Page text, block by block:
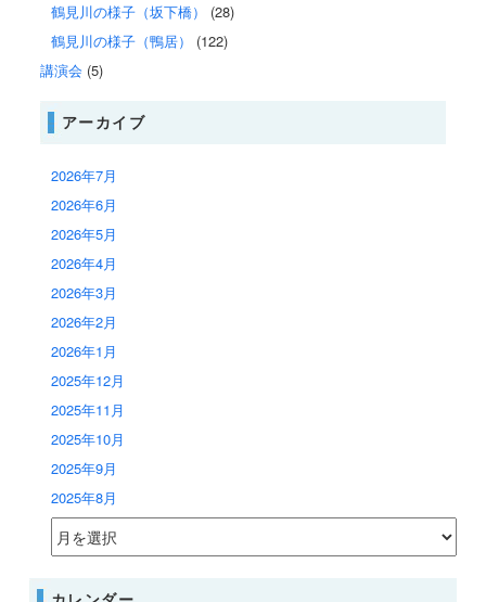
鶴見川の様子（坂下橋）
(28)
鶴見川の様子（鴨居）
(122)
講演会 (5)
アーカイブ
2026年7月
2026年6月
2026年5月
2026年4月
2026年3月
2026年2月
2026年1月
2025年12月
2025年11月
2025年10月
2025年9月
2025年8月